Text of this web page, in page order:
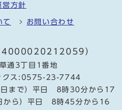
営方針
て お問い合わせ
4000020212059）
通3丁目1番地
クス:0575-23-7744
日まで）平日 8時30分から17
から）平日 8時45分から16